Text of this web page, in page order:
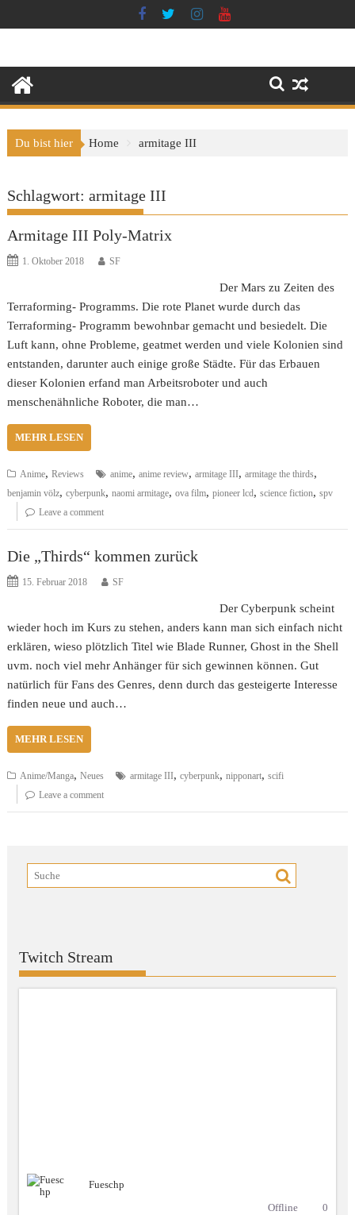
to
Du bist hier Home armitage III
Schlagwort:armitage III
Armitage III Poly-Matrix
1. Oktober 2018 SF
Der Mars zu Zeiten des
Terraforming- Programms. Die rote Planet wurde durch das
Terraforming- Programm bewohnbar gemacht und besiedelt. Die
Luft kann, ohne Probleme, geatmet werden und viele Kolonien sind
entstanden, darunter auch einige große Städte. Für das Erbauen
dieser Kolonien erfand man Arbeitsroboter und auch
menschenähnliche Roboter, die man…
MEHR LESEN
Anime,Reviews anime,anime review,armitage III,armitage the thirds,
benjamin völz,cyberpunk,naomi armitage,ova film,pioneer lcd,science fiction,spv
Leave a comment
Die „Thirds“ kommen zurück
15. Februar 2018 SF
Der Cyberpunk scheint
wieder hoch im Kurs zu stehen, anders kann man sich einfach nicht
erklären, wieso plötzlich Titel wie Blade Runner, Ghost in the Shell
uvm. noch viel mehr Anhänger für sich gewinnen können. Gut
natürlich für Fans des Genres, denn durch das gesteigerte Interesse
finden neue und auch…
MEHR LESEN
Anime/Manga,Neues armitage III,cyberpunk,nipponart,scifi
Leave a comment
Twitch Stream
Fueschp
Offline
0